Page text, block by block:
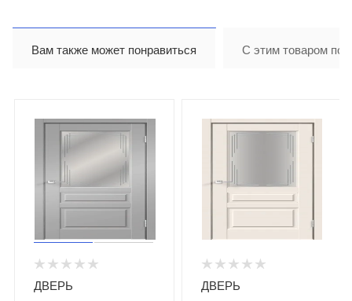
Вам также может понравиться С этим товаром
ДВЕРЬ
ДВЕРЬ